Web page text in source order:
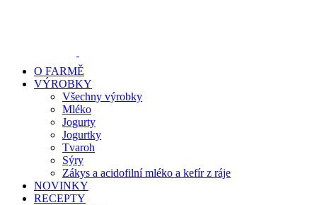
O FARMĚ
VÝROBKY
Všechny výrobky
Mléko
Jogurty
Jogurtky
Tvaroh
Sýry
Zákys a acidofilní mléko a kefír z ráje
NOVINKY
RECEPTY